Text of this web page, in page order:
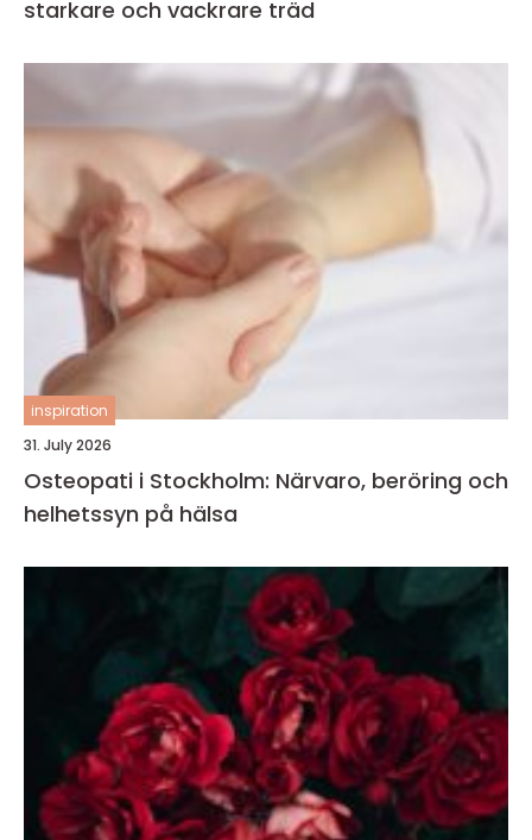
starkare och vackrare träd
inspiration
31. July 2026
Osteopati i Stockholm: Närvaro, beröring och
helhetssyn på hälsa